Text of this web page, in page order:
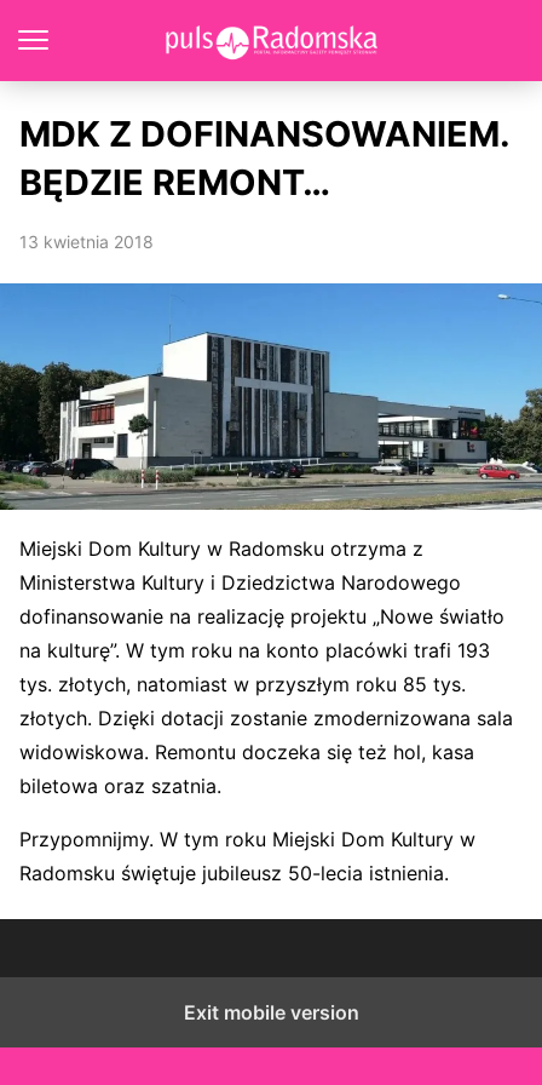
MDK Z DOFINANSOWANIEM.
BĘDZIE REMONT…
13 kwietnia 2018
Miejski Dom Kultury w Radomsku otrzyma z
Ministerstwa Kultury i Dziedzictwa Narodowego
dofinansowanie na realizację projektu „Nowe światło
na kulturę”. W tym roku na konto placówki trafi 193
tys. złotych, natomiast w przyszłym roku 85 tys.
złotych. Dzięki dotacji zostanie zmodernizowana sala
widowiskowa. Remontu doczeka się też hol, kasa
biletowa oraz szatnia.
Przypomnijmy. W tym roku Miejski Dom Kultury w
Radomsku świętuje jubileusz 50-lecia istnienia.
Exit mobile version